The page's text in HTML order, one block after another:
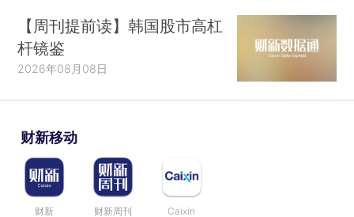
【周刊提前读】韩国股市高杠
杆镜鉴
2026年08月08日
财新移动
财新 财新周刊 Caixin